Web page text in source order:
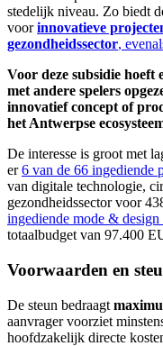
stedelijk niveau. Zo biedt
voorinnovatieve
gezondheidssector,
Voor deze subsidie
met andere spelers
innovatief concept of
het Antwerpse
De interesse is groot met
er6 van de 66 ingediende
van digitale technologie,
gezondheidssector voor
ingediende mode &
totaalbudget van 97.400
Voorwaarden en
De steun bedraagt
aanvrager voorziet
hoofdzakelijk directe